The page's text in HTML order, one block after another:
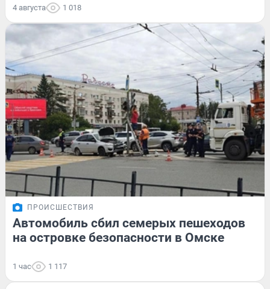
4 августа 1 018
ПРОИСШЕСТВИЯ
Автомобиль сбил семерых пешеходов
на островке безопасности в Омске
1 час 1 117